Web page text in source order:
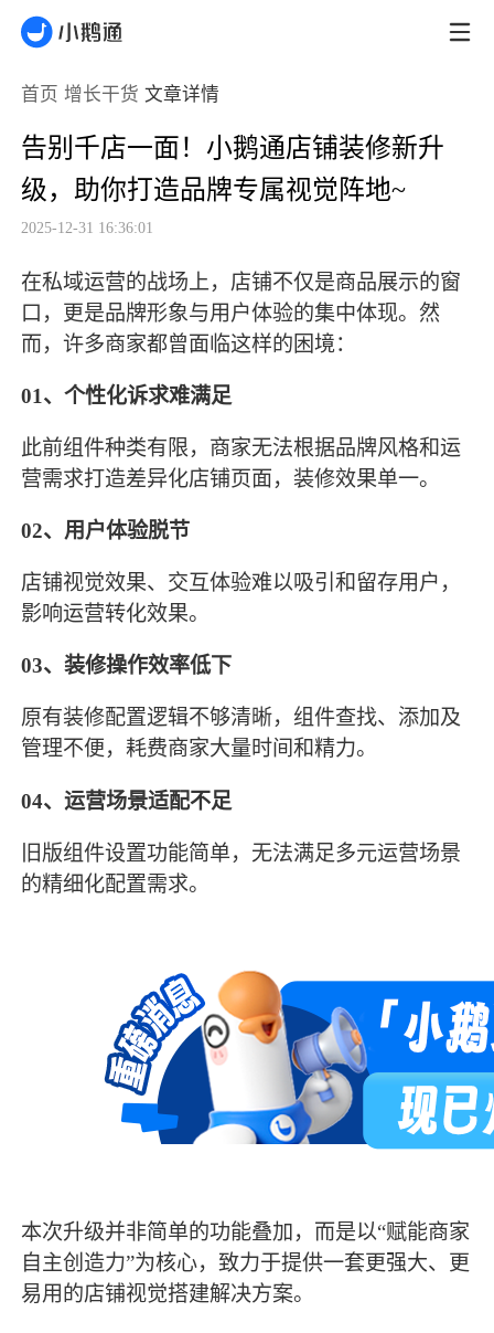
首页 增长干货 文章详情
告别千店一面！小鹅通店铺装修新升
级，助你打造品牌专属视觉阵地~
2025-12-31 16:36:01
在私域运营的战场上，店铺不仅是商品展示的窗
口，更是品牌形象与用户体验的集中体现。然
而，许多商家都曾面临这样的困境：
01、个性化诉求难满足
此前组件种类有限，商家无法根据品牌风格和运
营需求打造差异化店铺页面，装修效果单一。
02、 用户体验脱节
店铺视觉效果、交互体验难以吸引和留存用户，
影响运营转化效果。
03、装修操作效率低下
原有装修配置逻辑不够清晰，组件查找、添加及
管理不便，耗费商家大量时间和精力。
04、运营场景适配不足
旧版组件设置功能简单，无法满足多元运营场景
的精细化配置需求。
本次升级并非简单的功能叠加，而是以“赋能商家
自主创造力”为核心，致力于提供一套更强大、更
易用的店铺视觉搭建解决方案。